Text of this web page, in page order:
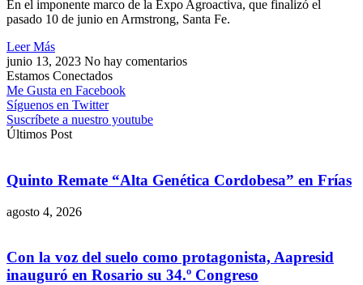
En el imponente marco de la Expo Agroactiva, que finalizó el
pasado 10 de junio en Armstrong, Santa Fe.
Leer Más
junio 13, 2023 No hay comentarios
Estamos Conectados
Me Gusta en Facebook
Síguenos en Twitter
Suscríbete a nuestro youtube
Últimos Post
Quinto Remate “Alta Genética Cordobesa” en Frías
agosto 4, 2026
Con la voz del suelo como protagonista, Aapresid
inauguró en Rosario su 34.º Congreso